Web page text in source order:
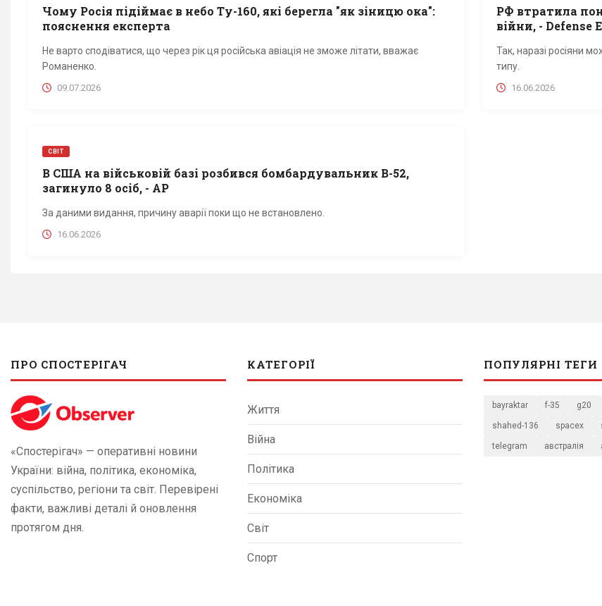
Чому Росія підіймає в небо Ту-160, які берегла "як зіницю ока":
пояснення експерта
Не варто сподіватися, що через рік ця російська авіація не зможе літати, вважає
Романенко.
09.07.2026
РФ втратила
війни, - Defense
Так, наразі росіяни
типу.
16.06.2026
СВІТ
В США на військовій базі розбився бомбардувальник B-52,
загинуло 8 осіб, - AP
За даними видання, причину аварії поки що не встановлено.
16.06.2026
ПРО СПОСТЕРІГАЧ
«Спостерігач» — оперативні новини
України: війна, політика, економіка,
суспільство, регіони та світ. Перевірені
факти, важливі деталі й оновлення
протягом дня.
КАТЕГОРІЇ
Життя
Війна
Політика
Економіка
Світ
Спорт
ПОПУЛЯРНІ ТЕГИ
bayraktar f-35 g20
shahed-136 spacex
telegram австралія